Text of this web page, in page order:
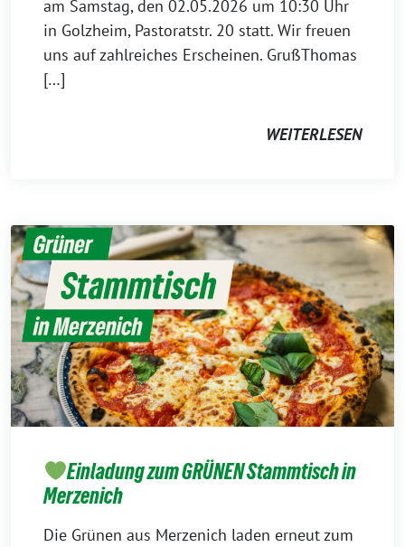
am Samstag, den 02.05.2026 um 10:30 Uhr
in Golzheim, Pastoratstr. 20 statt. Wir freuen
uns auf zahlreiches Erscheinen. GrußThomas
[…]
WEITERLESEN
Einladung zum GRÜNEN Stammtisch in
Merzenich
Die Grünen aus Merzenich laden erneut zum